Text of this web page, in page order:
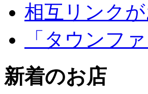
相互リンク
「タウンフ
新着のお店